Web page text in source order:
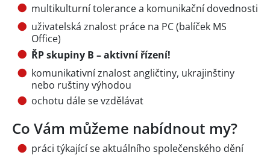
multikulturní tolerance a komunikační dovednosti
uživatelská znalost práce na PC (balíček MS
Office)
ŘP skupiny B – aktivní řízení!
komunikativní znalost angličtiny, ukrajinštiny
nebo ruštiny výhodou
ochotu dále se vzdělávat
Co Vám můžeme nabídnout my?
práci týkající se aktuálního společenského dění